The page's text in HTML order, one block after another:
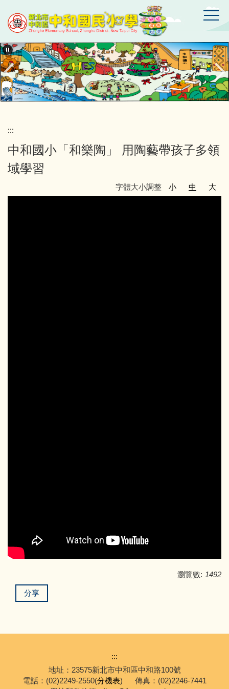
到
主
要
內
容
區
新
北
市
中
和
區
國
小
:::
中和國小「和樂陶」 用陶藝帶孩子多領
域學習
字體大小調整 小 中 大
瀏覽數: 1492
分享
:::
地址：23575新北市中和區中和路100號
電話：(02)2249-2550(分機表)
傳真：(02)2246-7441